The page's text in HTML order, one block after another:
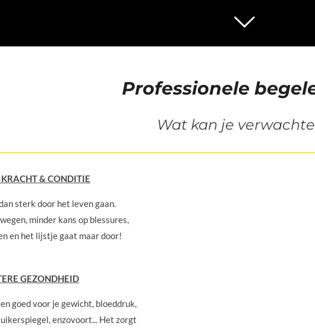
Professionele
Wat kan je
KRACHT & CONDITIE
sterk door het leven gaan.
minder kans op blessures,
en het lijstje gaat maar door!
GEZONDHEID
goed voor je gewicht, bloeddruk,
enzovoort... Het zorgt